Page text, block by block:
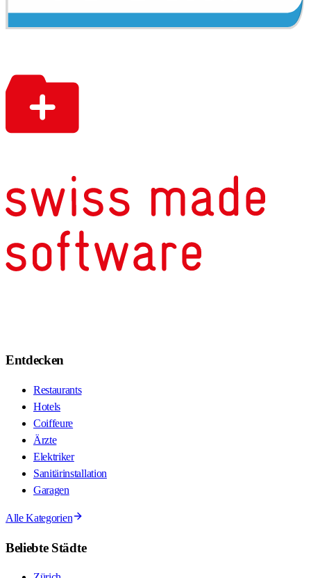
Entdecken
Restaurants
Hotels
Coiffeure
Ärzte
Elektriker
Sanitärinstallation
Garagen
Alle Kategorien
Beliebte Städte